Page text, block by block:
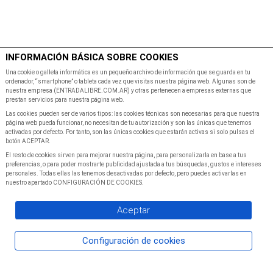
Inicio Programacion
INFORMACIÓN BÁSICA SOBRE COOKIES
Una cookie o galleta informática es un pequeño archivo de información que se guarda en tu
ordenador, “smartphone” o tableta cada vez que visitas nuestra página web. Algunas son de
nuestra empresa (ENTRADALIBRE.COM.AR) y otras pertenecen a empresas externas que
prestan servicios para nuestra página web.
Las cookies pueden ser de varios tipos: las cookies técnicas son necesarias para que nuestra
página web pueda funcionar, no necesitan de tu autorización y son las únicas que tenemos
activadas por defecto. Por tanto, son las únicas cookies que estarán activas si solo pulsas el
botón ACEPTAR.
El resto de cookies sirven para mejorar nuestra página, para personalizarla en base a tus
preferencias, o para poder mostrarte publicidad ajustada a tus búsquedas, gustos e intereses
personales. Todas ellas las tenemos desactivadas por defecto, pero puedes activarlas en
nuestro apartado CONFIGURACIÓN DE COOKIES.
Aceptar
Configuración de cookies